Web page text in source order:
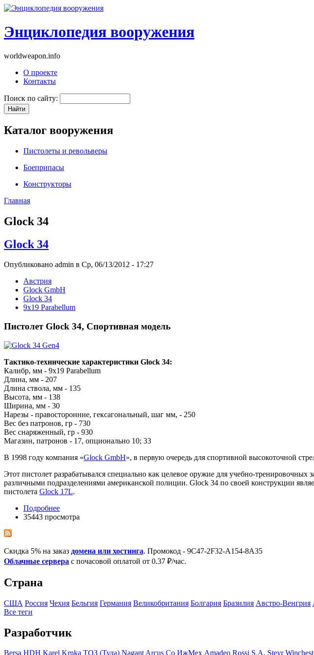
Энциклопедия вооружения
worldweapon.info
О проекте
Контакты
Поиск по сайту:
Каталог вооружения
Пистолеты и револьверы
Боеприпасы
Конструкторы
Главная
Glock 34
Glock 34
Опубликовано admin в Ср, 06/13/2012 - 17:27
Австрия
Glock GmbH
Glock 34
9x19 Parabellum
Пистолет Glock 34, Спортивная модель
Тактико-технические характеристики Glock 34:
Калибр, мм - 9x19 Parabellum
Длина, мм - 207
Длина ствола, мм - 135
Высота, мм - 138
Ширина, мм - 30
Нарезы - правосторонние, гексагональный, шаг мм, - 250
Вес без патронов, гр - 730
Вес снаряженный, гр - 930
Магазин, патронов - 17, опционально 10; 33
В 1998 году компания «Glock GmbH», в первую очередь для спортивной высокоточной
Этот пистолет разрабатывался специально как целевое оружие для учебно-
различными подразделениями американской полиции. Glock 34 по своей конструкции
пистолета Glock 17L.
Подробнее
35443 просмотра
Скидка 5% на заказ домена или хостинга. Промокод - 9C47-2F32-A154-8A35
Облачные сервера с почасовой оплатой от 0.37 ₽/час.
Страна
США Росcия Чехия Бельгия Германия Великобритания Болгария Бразилия Австро-Венгрия
Все теги
Разработчик
Bersa HDH Karel Krnka ТОЗ (Тула) Nagant Arcus Co ИжМех Amadeo Rossi S.A. Steyr